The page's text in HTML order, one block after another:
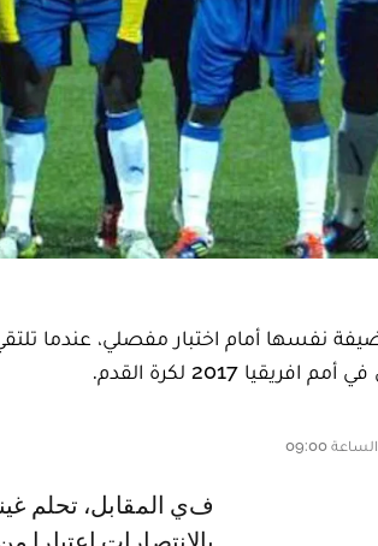
نفسها أمام اختبار مفصلي، عندما
2017 لكرة القدم.
في المقابل، تحلم غينيا بيساو التي تشارك لأول مرة في النهائيات الافريقية،